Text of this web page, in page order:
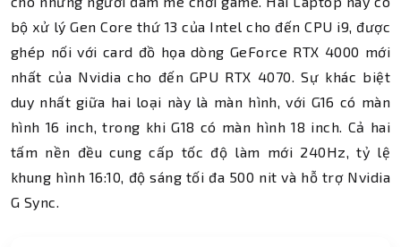
bộ xử lý Gen Core thứ 13 của Intel cho đến CPU i9, được
ghép nối với card đồ họa dòng GeForce RTX 4000 mới
nhất của Nvidia cho đến GPU RTX 4070. Sự khác biệt
duy nhất giữa hai loại này là màn hình, với G16 có màn
hình 16 inch, trong khi G18 có màn hình 18 inch. Cả hai
tấm nền đều cung cấp tốc độ làm mới 240Hz, tỷ lệ
khung hình 16:10, độ sáng tối đa 500 nit và hỗ trợ Nvidia
G Sync.